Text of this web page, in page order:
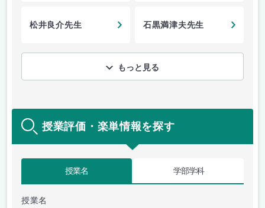
松井良介先生 石黒満津夫先生
もっと見る
授業評価・楽単情報を探す
授業名 学部学科
授業名